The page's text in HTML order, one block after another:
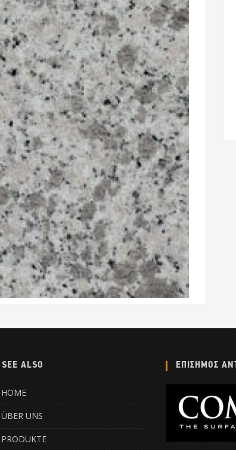
SEE ALSO
HOME
ÜBER UNS
PRODUKTE
ΕΠΙΣΗΜΟΣ